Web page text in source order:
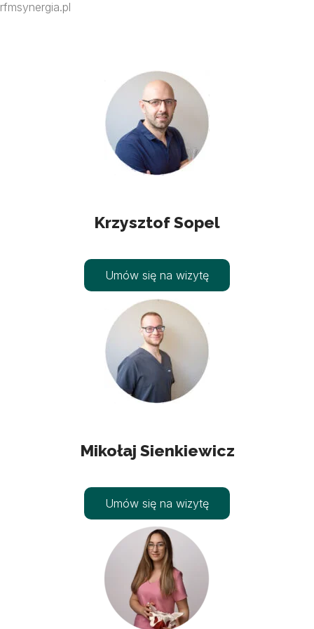
rfmsynergia.pl
Krzysztof Sopel
Umów się na wizytę
Mikołaj Sienkiewicz
Umów się na wizytę